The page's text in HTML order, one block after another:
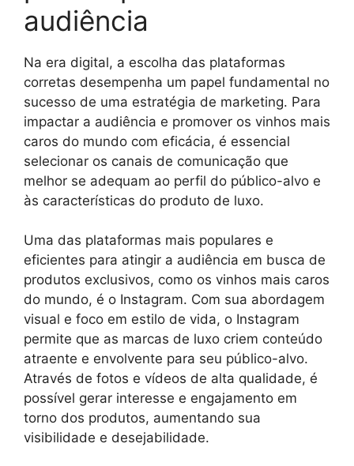
audiência
Na era digital, a escolha das plataformas
corretas desempenha um papel fundamental no
sucesso de uma estratégia de marketing. Para
impactar a audiência e promover os vinhos mais
caros do mundo com eficácia, é essencial
selecionar os canais de comunicação que
melhor se adequam ao perfil do público-alvo e
às características do produto de luxo.
Uma das plataformas mais populares e
eficientes para atingir a audiência em busca de
produtos exclusivos, como os vinhos mais caros
do mundo, é o Instagram. Com sua abordagem
visual e foco em estilo de vida, o Instagram
permite que as marcas de luxo criem conteúdo
atraente e envolvente para seu público-alvo.
Através de fotos e vídeos de alta qualidade, é
possível gerar interesse e engajamento em
torno dos produtos, aumentando sua
visibilidade e desejabilidade.